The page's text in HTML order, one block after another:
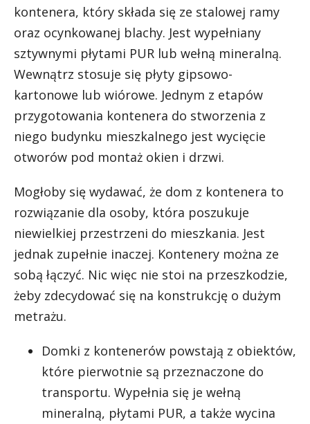
kontenera, który składa się ze stalowej ramy
oraz ocynkowanej blachy. Jest wypełniany
sztywnymi płytami PUR lub wełną mineralną.
Wewnątrz stosuje się płyty gipsowo-
kartonowe lub wiórowe. Jednym z etapów
przygotowania kontenera do stworzenia z
niego budynku mieszkalnego jest wycięcie
otworów pod montaż okien i drzwi.
Mogłoby się wydawać, że dom z kontenera to
rozwiązanie dla osoby, która poszukuje
niewielkiej przestrzeni do mieszkania. Jest
jednak zupełnie inaczej. Kontenery można ze
sobą łączyć. Nic więc nie stoi na przeszkodzie,
żeby zdecydować się na konstrukcję o dużym
metrażu.
Domki z kontenerów powstają z obiektów,
które pierwotnie są przeznaczone do
transportu. Wypełnia się je wełną
mineralną, płytami PUR, a także wycina